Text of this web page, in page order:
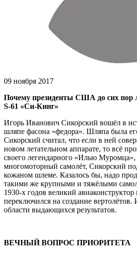
09 ноября 2017
Почему президенты США до сих пор
S-61 «Си-Кинг»
Игорь Иванович Сикорский вошёл в
шляпе фасона «федора». Шляпа была
Сикорский считал, что если в ней
новом летательном аппарате, то всё
своего легендарного «Илью
многомоторный самолёт, Сикорский
кожаном шлеме. Казалось бы, надо
такими же крупными и тяжёлыми
1930-х годов великий
переключился на создание вертолётов.
области выдающихся результатов.
ВЕЧНЫЙ ВОПРОС ПРИОРИТЕТА